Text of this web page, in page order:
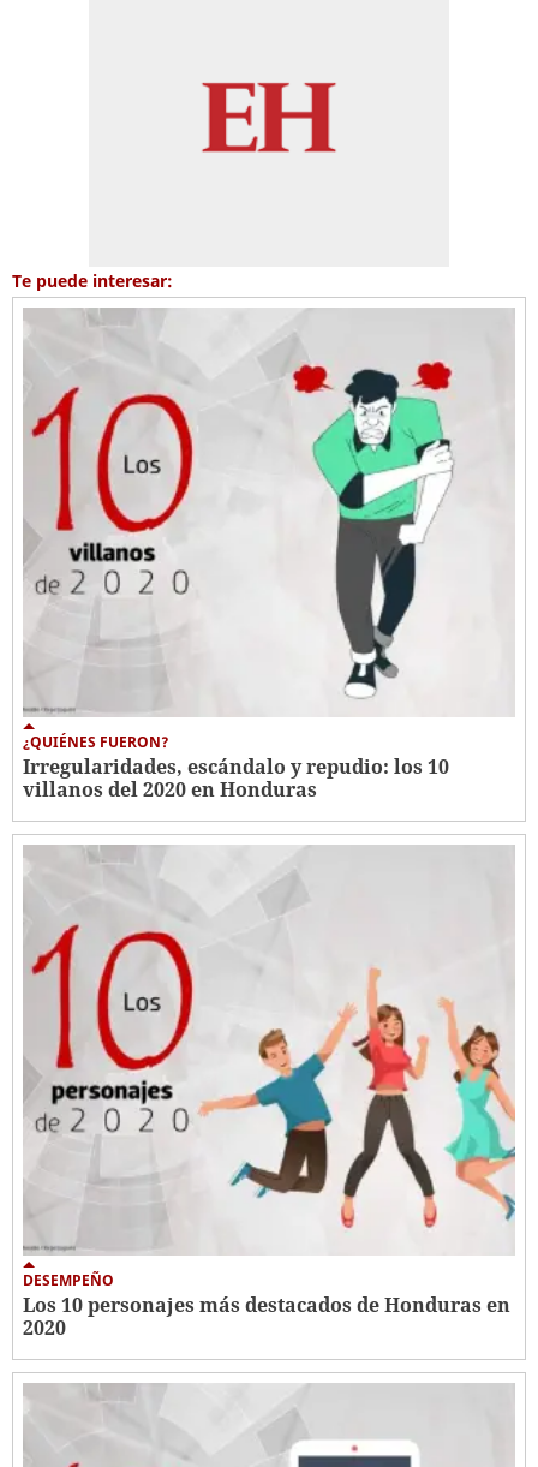
Te puede interesar:
¿QUIÉNES FUERON?
Irregularidades, escándalo y repudio: los 10
villanos del 2020 en Honduras
DESEMPEÑO
Los 10 personajes más destacados de Honduras en
2020